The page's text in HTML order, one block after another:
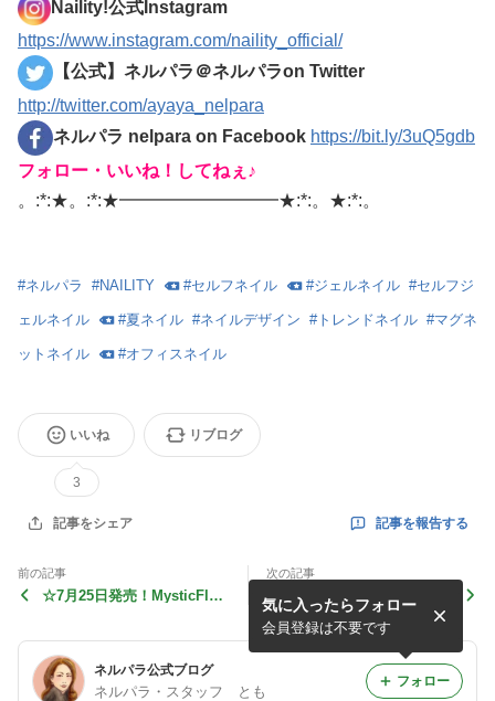
Naility!公式Instagram
https://www.instagram.com/naility_official/
【公式】ネルパラ＠ネルパラon Twitter
http://twitter.com/ayaya_nelpara
ネルパラ nelpara on Facebook https://bit.ly/3uQ5gdb
フォロー・いいね！してねぇ♪
。:*:★。:*:★━━━━━━━━━★:*:。★:*:。
#ネルパラ #NAILITY #セルフネイル #ジェルネイル #セルフジ
ェルネイル #夏ネイル #ネイルデザイン #トレンドネイル #マグネ
ットネイル #オフィスネイル
いいね
3
リブログ
記事をシェア 記事を報告する
前の記事
☆7月25日発売！MysticFlak
次の記事
☆夏休み中や短期間だけジェ
ルネイルを楽しみたい方に☆
ネルパラ公式ブログ
ネルパラ・スタッフ とも
気に入ったらフォロー
会員登録は不要です
フォロー